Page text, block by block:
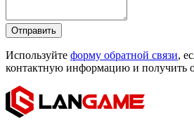
Отправить
Используйте форму обратной связи,
контактную информацию и получить